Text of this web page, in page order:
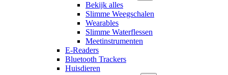
Bekijk alles
Slimme Weegschalen
Wearables
Slimme Waterflessen
Meetinstrumenten
E-Readers
Bluetooth Trackers
Huisdieren